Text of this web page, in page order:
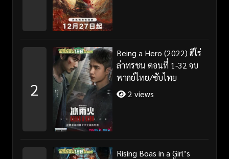
2
Being a Hero (2022) ฮีโร่
ล่าทรชน ตอนที่ 1-32 จบ
พากย์ไทย/ซับไทย
2 views
Rising Boas in a Girl’s